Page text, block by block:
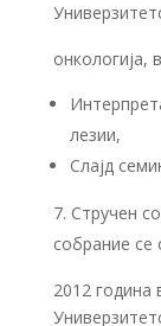
онкологија,
лезии,
Слајд
Стручен
собрание се
2012